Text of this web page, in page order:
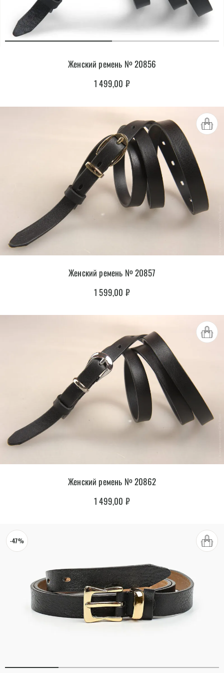
Женский ремень № 20856
1 499,00 ₽
Женский ремень № 20857
1 599,00 ₽
Женский ремень № 20862
1 499,00 ₽
-47%